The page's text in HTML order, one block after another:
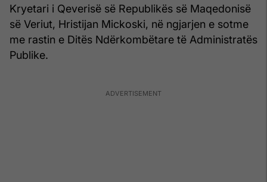
Kryetari i Qeverisë së Republikës së Maqedonisë
së Veriut, Hristijan Mickoski, në ngjarjen e sotme
me rastin e Ditës Ndërkombëtare të Administratës
Publike.